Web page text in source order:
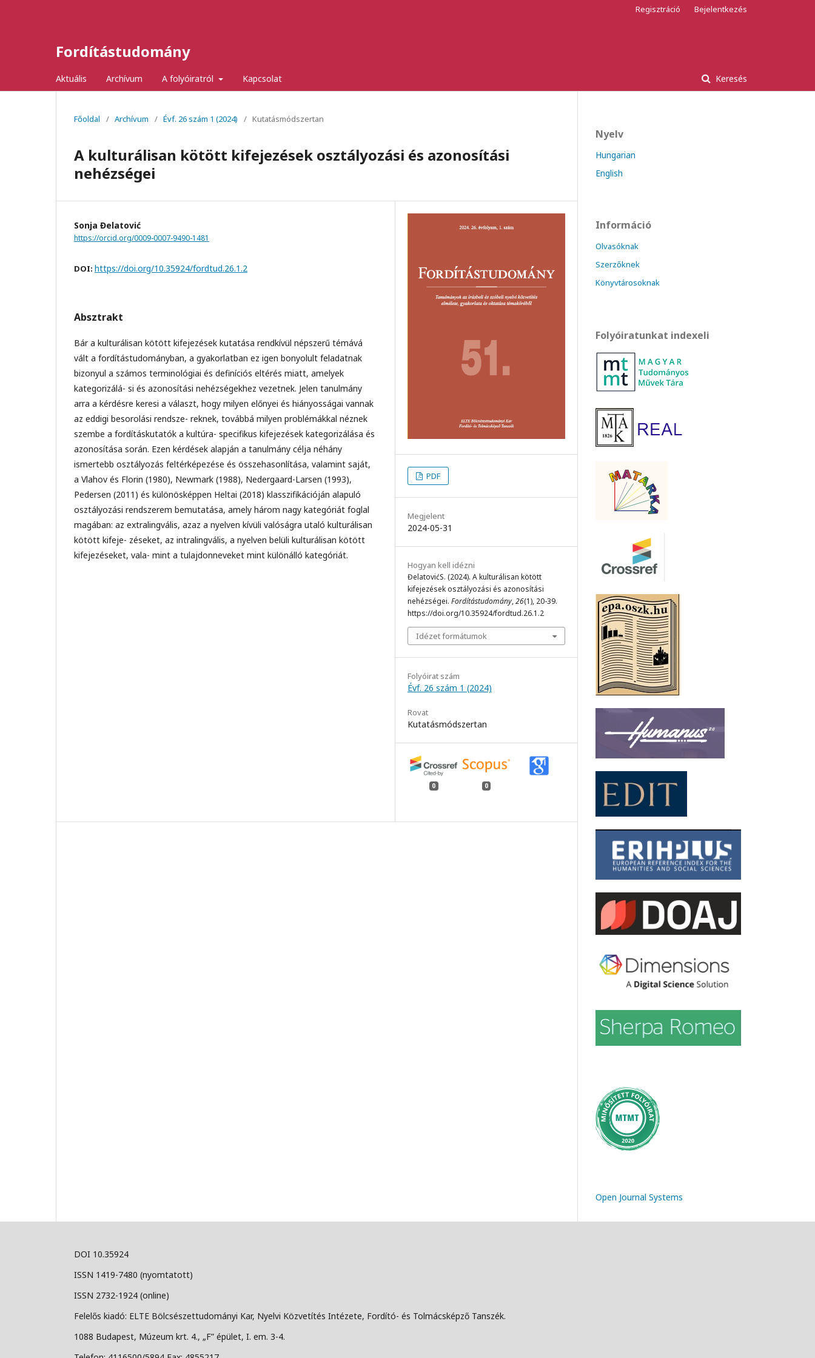
Fordítástudomány
Aktuális Archívum A folyóiratról Kapcsolat Keresés
Regisztráció Bejelentkezés
Főoldal / Archívum / Évf. 26 szám 1 (2024) / Kutatásmódszertan
A kulturálisan kötött kifejezések osztályozási és azonosítási
nehézségei
Sonja Ɖelatović
https://orcid.org/0009-0007-9490-1481
DOI: https://doi.org/10.35924/fordtud.26.1.2
Absztrakt
Bár a kulturálisan kötött kifejezések kutatása rendkívül népszerű témává
vált a fordítástudományban, a gyakorlatban ez igen bonyolult feladatnak
bizonyul a számos terminológiai és definíciós eltérés miatt, amelyek
kategorizálá- si és azonosítási nehézségekhez vezetnek. Jelen tanulmány
arra a kérdésre keresi a választ, hogy milyen előnyei és hiányosságai vannak
az eddigi besorolási rendsze- reknek, továbbá milyen problémákkal néznek
szembe a fordításkutatók a kultúra- specifikus kifejezések kategorizálása és
azonosítása során. Ezen kérdések alapján a tanulmány célja néhány
ismertebb osztályozás feltérképezése és összehasonlítása, valamint saját,
a Vlahov és Florin (1980), Newmark (1988), Nedergaard-Larsen (1993),
Pedersen (2011) és különösképpen Heltai (2018) klasszifikációján alapuló
osztályozási rendszerem bemutatása, amely három nagy kategóriát foglal
magában: az extralingvális, azaz a nyelven kívüli valóságra utaló kulturálisan
kötött kifeje- zéseket, az intralingvális, a nyelven belüli kulturálisan kötött
kifejezéseket, vala- mint a tulajdonneveket mint különálló kategóriát.
PDF
Megjelent
2024-05-31
Hogyan kell idézni
ƉelatovićS. (2024). A kulturálisan kötött
kifejezések osztályozási és azonosítási
nehézségei. Fordítástudomány,26(1), 20-39.
https://doi.org/10.35924/fordtud.26.1.2
Idézet formátumok
Folyóirat szám
Évf. 26 szám 1 (2024)
Rovat
Kutatásmódszertan
0 0
Nyelv
Hungarian
English
Információ
Olvasóknak
Szerzőknek
Könyvtárosoknak
Folyóiratunkat indexeli
Open Journal Systems
DOI 10.35924
ISSN 1419-7480 (nyomtatott)
ISSN 2732-1924 (online)
Felelős kiadó: ELTE Bölcsészettudományi Kar, Nyelvi Közvetítés Intézete, Fordító- és Tolmácsképző Tanszék.
1088 Budapest, Múzeum krt. 4., „F” épület, I. em. 3-4.